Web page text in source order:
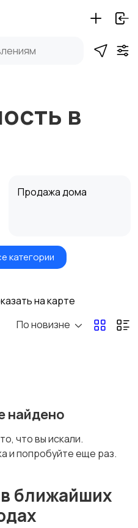
в
Продажа дома
Аренда квартиры
Аренда дома
посуточно
недвижимость
категории
на карте
По новизне
найдено
что вы искали.
и попробуйте еще раз.
ближайших